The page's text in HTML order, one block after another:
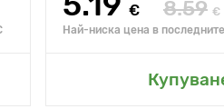
€ 8.59 €
Най-ниска цена в